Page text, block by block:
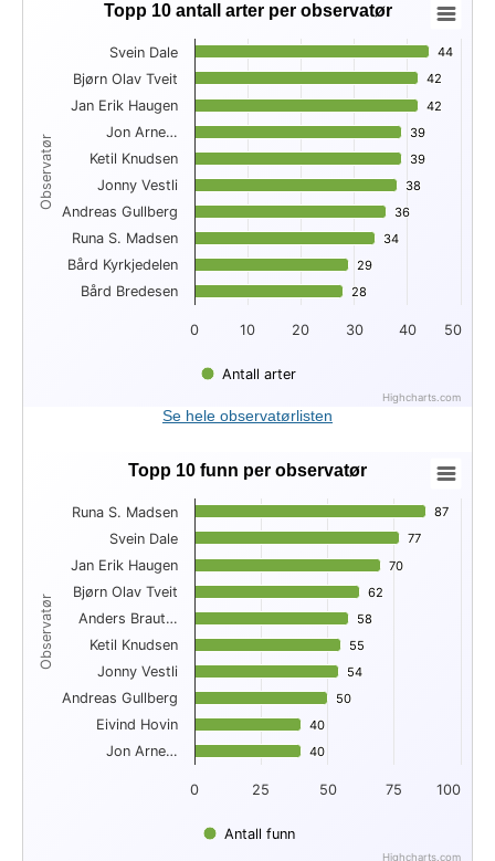
Topp 10 antall arter per observatør
Bar chart with 10 bars.
View as data table, Topp 10 antall arter per observatør
The chart has 1 X axis displaying Observatør.
The chart has 1 Y axis displaying . Data ranges from 28 to
Observatør
Topp 10 antall arter per observatør
44
44
42
42
42
42
39
39
39
39
38
38
36
36
34
34
29
29
28
28
Antall arter
0 10 20 30 40 50
Svein Dale
Bjørn Olav Tveit
Jan Erik Haugen
Jon Arne…
Ketil Knudsen
Jonny Vestli
Andreas Gullberg
Runa S. Madsen
Bård Kyrkjedelen
Bård Bredesen
Highcharts.com
End of interactive chart.Se hele observatørlisten
Topp 10 funn per observatør
Bar chart with 10 bars.
View as data table, Topp 10 funn per observatør
The chart has 1 X axis displaying Observatør.
The chart has 1 Y axis displaying . Data ranges from 40 to
Observatør
Topp 10 funn per observatør
87
87
77
77
70
70
62
62
58
58
55
55
54
54
50
50
40
40
40
40
Antall funn
0 100
25 50 75
Runa S. Madsen
Svein Dale
Jan Erik Haugen
Bjørn Olav Tveit
Anders Braut…
Ketil Knudsen
Jonny Vestli
Andreas Gullberg
Eivind Hovin
Jon Arne…
Highcharts.com